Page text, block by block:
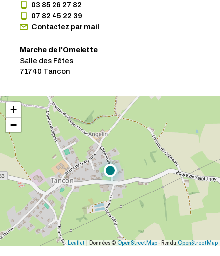
03 85 26 27 82
07 82 45 22 39
Contactez par mail
Marche de l'Omelette
Salle des Fêtes
71740 Tancon
+
−
Leaflet | Données © OpenStreetMap- Rendu OpenStreetMap